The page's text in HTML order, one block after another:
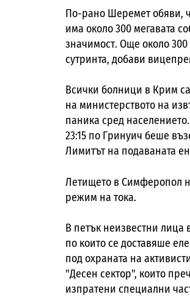
По-рано Шеремет обяви,
има около 300 мегавата
значимост. Още около
сутринта, добави
Всички болници в Крим
на министерството на
паника сред
23:15 по Гринуич беше
Лимитът на подаваната
Летището в Симферопол
режим на тока.
В петък неизвестни лица
по които се доставяше
под охраната на
"Десен сектор", които
изпратени специални